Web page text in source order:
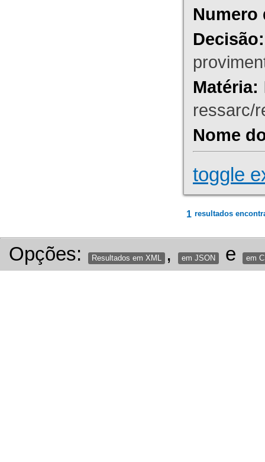
Numero
Decisão:
Matéria:
ressarc/
Nome
toggle
1 resultados
Opções: Resultados em XML , em JSON e em